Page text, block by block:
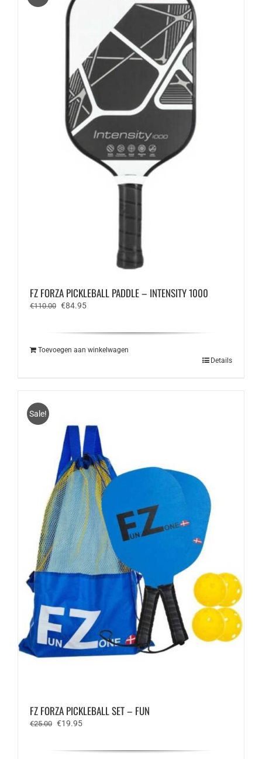
FZ FORZA PICKLEBALL PADDLE – INTENSITY 1000
€110.00 Oorspronkelijke
€84.95Huidige
Toevoegen aan winkelwagen
Details
Sale!
FZ FORZA PICKLEBALL SET – FUN
€25.00 Oorspronkelijke
€19.95Huidige